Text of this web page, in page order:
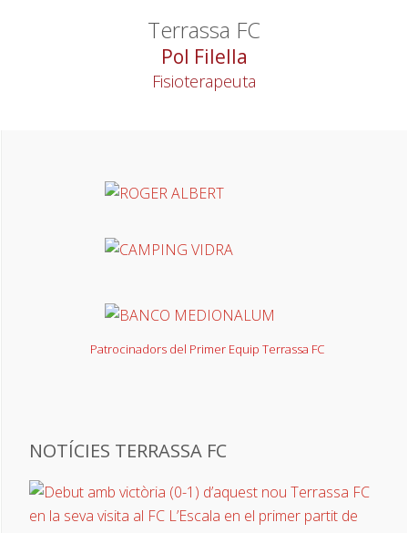
Terrassa FC
Pol Filella
Fisioterapeuta
Patrocinadors del Primer Equip Terrassa FC
NOTÍCIES TERRASSA FC